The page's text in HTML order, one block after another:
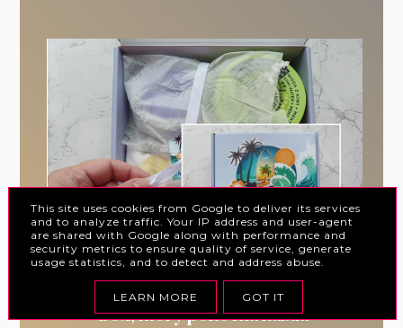
Pure Beauty „Piękno na fali” - letni
box, który pokocha każda
This site uses cookies from Google to deliver its services
and to analyze traffic. Your IP address and user-agent
are shared with Google along with performance and
security metrics to ensure quality of service, generate
usage statistics, and to detect and address abuse.
LEARN MORE GOT IT